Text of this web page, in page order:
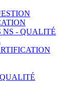
NS - QUALITÉ